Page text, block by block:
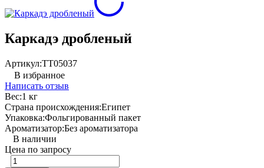
Каркадэ дробленый
Артикул:TT05037
В избранное
Написать отзыв
Вес:1 кг
Страна происхождения:Египет
Упаковка:Фольгированный пакет
Ароматизатор:Без ароматизатора
В наличии
Цена по запросу